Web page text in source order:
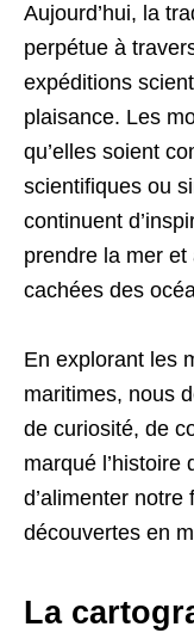
Aujourd’hui, la
perpétue à
expéditions
plaisance. Les
qu’elles soient
scientifiques ou
continuent
prendre la mer
cachées des
En explorant les
maritimes, nous
de curiosité, de
marqué l’histoire
d’alimenter
découvertes en
La